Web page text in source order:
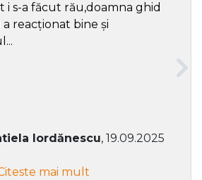
i s-a făcut rău,doamna ghid
reacționat bine și
Iordănescu, 19.09.2025
mai mult